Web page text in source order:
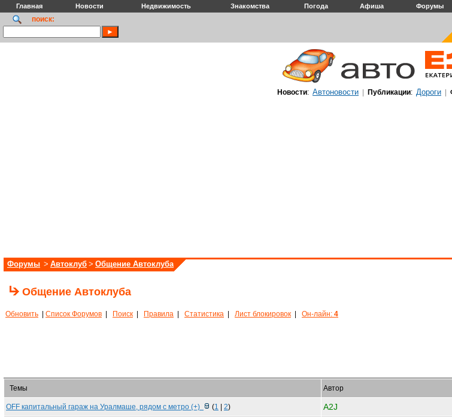
Главная Новости Недвижимость Знакомства Погода Афиша Форумы
поиск:
Новости: Автоновости Публикации: Дороги
Форумы > Автоклуб > Общение Автоклуба
Общение Автоклуба
Обновить Список Форумов Поиск Правила Статистика Лист блокировок Он-лайн: 4
Темы Автор
OFF капитальный гараж на Уралмаше, рядом с метро (+) (1 2) A2J